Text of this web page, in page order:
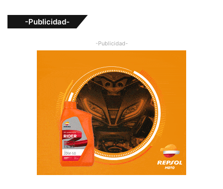
-Publicidad-
-Publicidad-